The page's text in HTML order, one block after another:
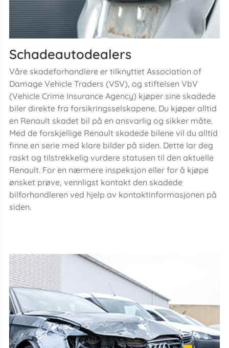
Schadeautodealers
Våre skadeforhandlere er tilknyttet Association of
Damage Vehicle Traders (VSV), og stiftelsen VbV
(Vehicle Crime Insurance Agency) kjøper sine skadede
biler direkte fra forsikringsselskapene. Du kjøper alltid
en Renault skadet bil på en ansvarlig og sikker måte.
Med de forskjellige Renault skadede bilene vil du alltid
finne en serie med klare bilder på siden. Dette lar deg
raskt og tilstrekkelig vurdere statusen til den aktuelle
Renault. For en nærmere inspeksjon eller for å kjøpe
ønsket prøve, vennligst kontakt den skadede
bilforhandleren ved hjelp av kontaktinformasjonen på
siden.